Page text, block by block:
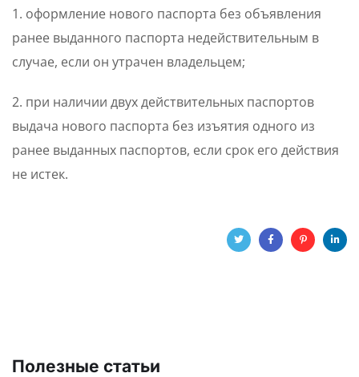
1. оформление нового паспорта без объявления
ранее выданного паспорта недействительным в
случае, если он утрачен владельцем;
2. при наличии двух действительных паспортов
выдача нового паспорта без изъятия одного из
ранее выданных паспортов, если срок его действия
не истек.
Полезные статьи